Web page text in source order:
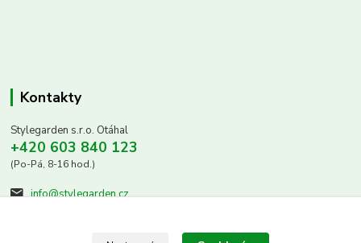
Kontakty
Stylegarden s.r.o. Otáhal
+420 603 840 123
(Po-Pá, 8-16 hod.)
info@stylegarden.cz